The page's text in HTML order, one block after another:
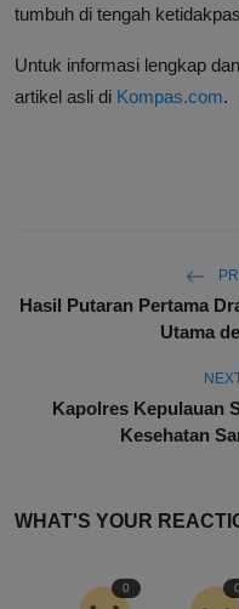
tumbuh di tengah
Untuk informasi lengkap
artikel asli di Kompas.com.
Hasil Putaran Pertama
Utama
Kapolres Kepulauan
Kesehatan
WHAT'S YOUR
0 0